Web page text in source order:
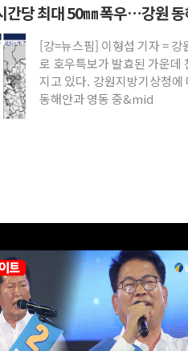
간당 최대 50㎜ 폭우…강원
[강=뉴스핌] 이형섭 기자 = 강
로 호우특보가 발효된 가운데
지고 있다. 강원지방기상청에
동해안과 영동 중&mid